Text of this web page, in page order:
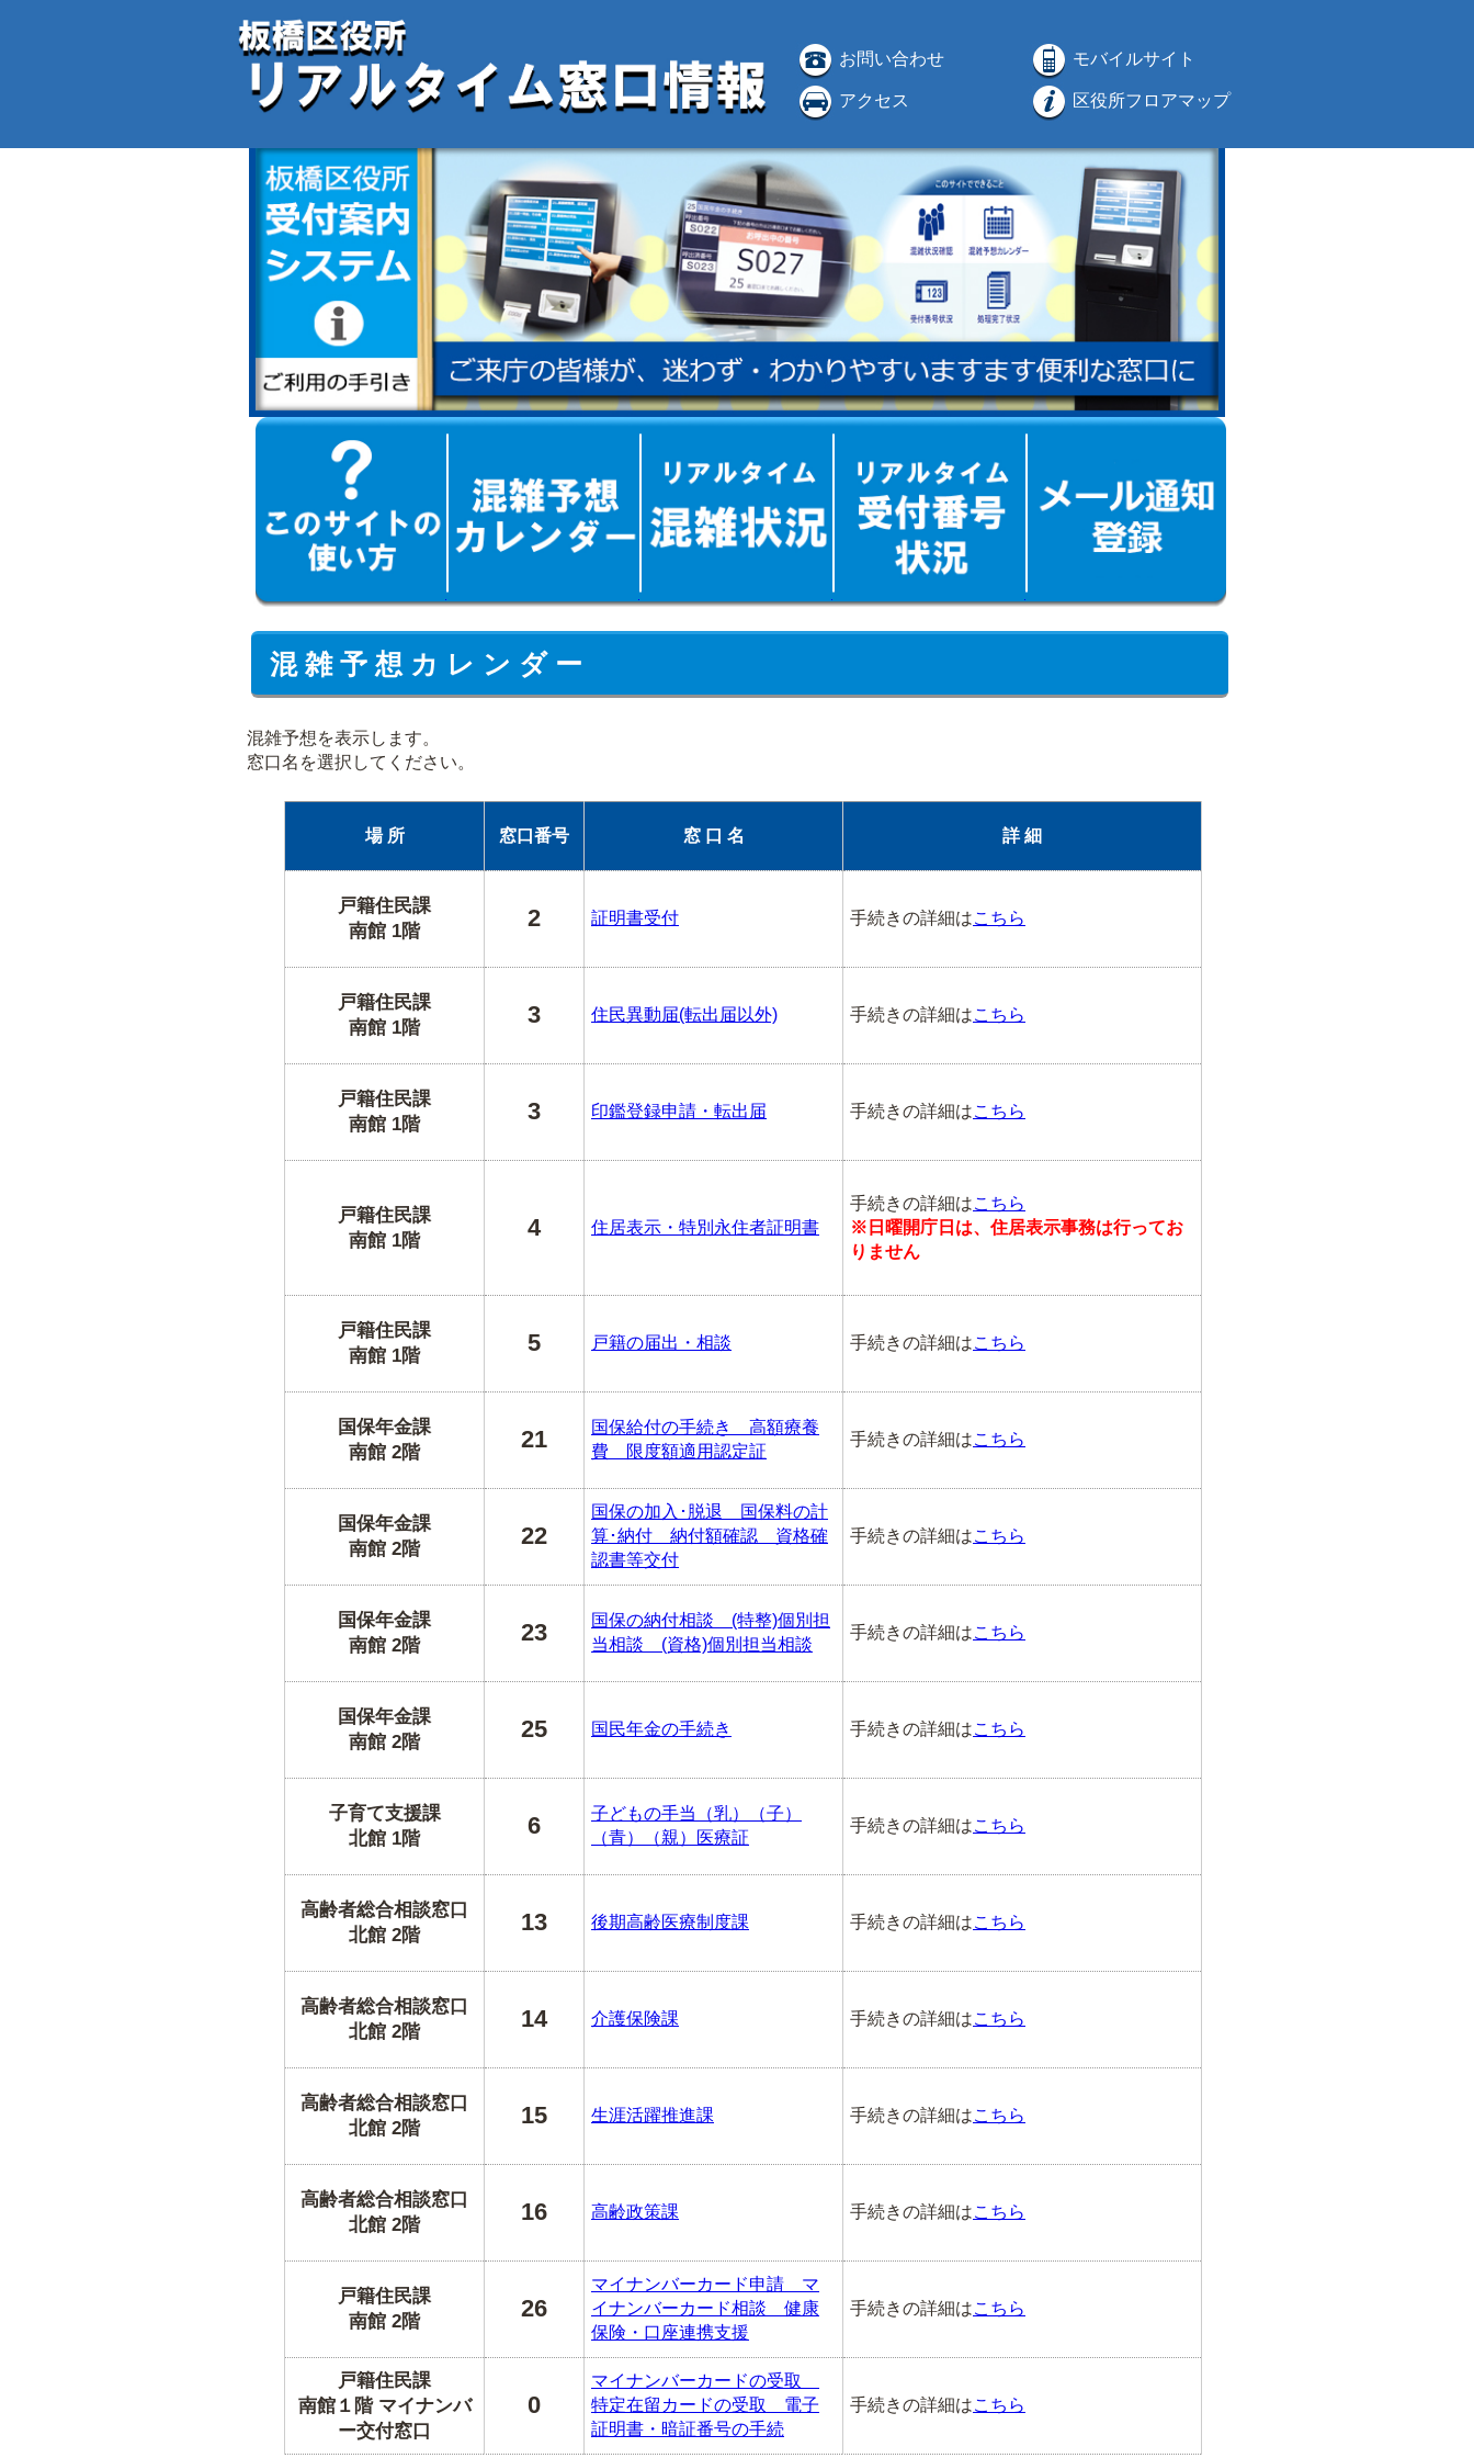
お問い合わせ モバイルサイト
アクセス 区役所フロアマップ
混 雑 予 想 カ レ ン ダ ー
混雑予想を表示します。
窓口名を選択してください。
場 所 窓口番号 窓 口 名 詳 細
戸籍住民課
南館 1階
2 証明書受付 手続きの詳細はこちら
戸籍住民課
南館 1階
3 住民異動届(転出届以外) 手続きの詳細はこちら
戸籍住民課
南館 1階
3 印鑑登録申請・転出届 手続きの詳細はこちら
戸籍住民課
南館 1階
4 住居表示・特別永住者証明書
手続きの詳細はこちら
※日曜開庁日は、住居表示事務は行ってお
りません
戸籍住民課
南館 1階
5 戸籍の届出・相談 手続きの詳細はこちら
国保年金課
南館 2階
21
国保給付の手続き 高額療養
費 限度額適用認定証
手続きの詳細はこちら
国保年金課
南館 2階
22
国保の加入･脱退 国保料の計
算･納付 納付額確認 資格確
認書等交付
手続きの詳細はこちら
国保年金課
南館 2階
23
国保の納付相談 (特整)個別担
当相談 (資格)個別担当相談
手続きの詳細はこちら
国保年金課
南館 2階
25 国民年金の手続き 手続きの詳細はこちら
子育て支援課
北館 1階
6
子どもの手当（乳）（子）
（青）（親）医療証
手続きの詳細はこちら
高齢者総合相談窓口
北館 2階
13 後期高齢医療制度課 手続きの詳細はこちら
高齢者総合相談窓口
北館 2階
14 介護保険課 手続きの詳細はこちら
高齢者総合相談窓口
北館 2階
15 生涯活躍推進課 手続きの詳細はこちら
高齢者総合相談窓口
北館 2階
16 高齢政策課 手続きの詳細はこちら
戸籍住民課
南館 2階
26
マイナンバーカード申請 マ
イナンバーカード相談 健康
保険・口座連携支援
手続きの詳細はこちら
戸籍住民課
南館１階 マイナンバ
ー交付窓口
0
マイナンバーカードの受取
特定在留カードの受取 電子
証明書・暗証番号の手続
手続きの詳細はこちら